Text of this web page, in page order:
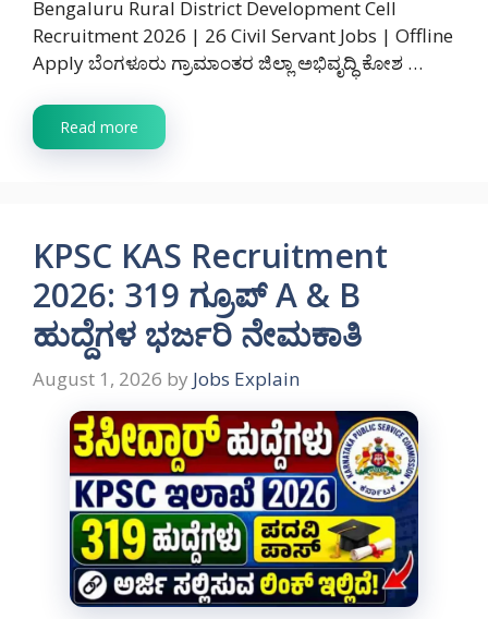
Bengaluru Rural District Development Cell
Recruitment 2026 | 26 Civil Servant Jobs | Offline
Apply ಬೆಂಗಳೂರು ಗ್ರಾಮಾಂತರ ಜಿಲ್ಲಾ ಅಭಿವೃದ್ಧಿ ಕೋಶ …
Read more
KPSC KAS Recruitment
2026: 319 ಗ್ರೂಪ್ A & B
ಹುದ್ದೆಗಳ ಭರ್ಜರಿ ನೇಮಕಾತಿ
August 1, 2026 by Jobs Explain